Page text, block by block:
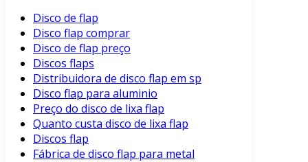
Disco de flap
Disco flap comprar
Disco de flap preço
Discos flaps
Distribuidora de disco flap em sp
Disco flap para aluminio
Preço do disco de lixa flap
Quanto custa disco de lixa flap
Discos flap
Fábrica de disco flap para metal